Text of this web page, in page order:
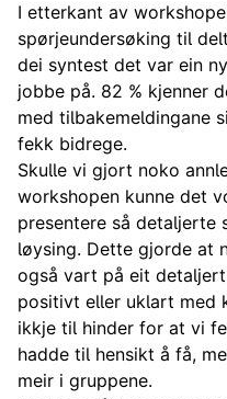
I etterkant av
spørjeundersøking til
dei syntest det var ein
jobbe på. 82 % kjenner
med tilbakemeldingane
fekk bidrege.
Skulle vi gjort noko
workshopen kunne det
presentere så detaljerte
løysing. Dette gjorde at
også vart på eit
positivt eller uklart med
ikkje til hinder for at vi
hadde til hensikt å få,
meir i gruppene.